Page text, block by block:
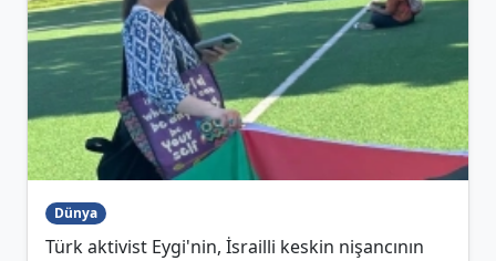
Dünya
Türk aktivist Eygi'nin, İsrailli keskin nişancının